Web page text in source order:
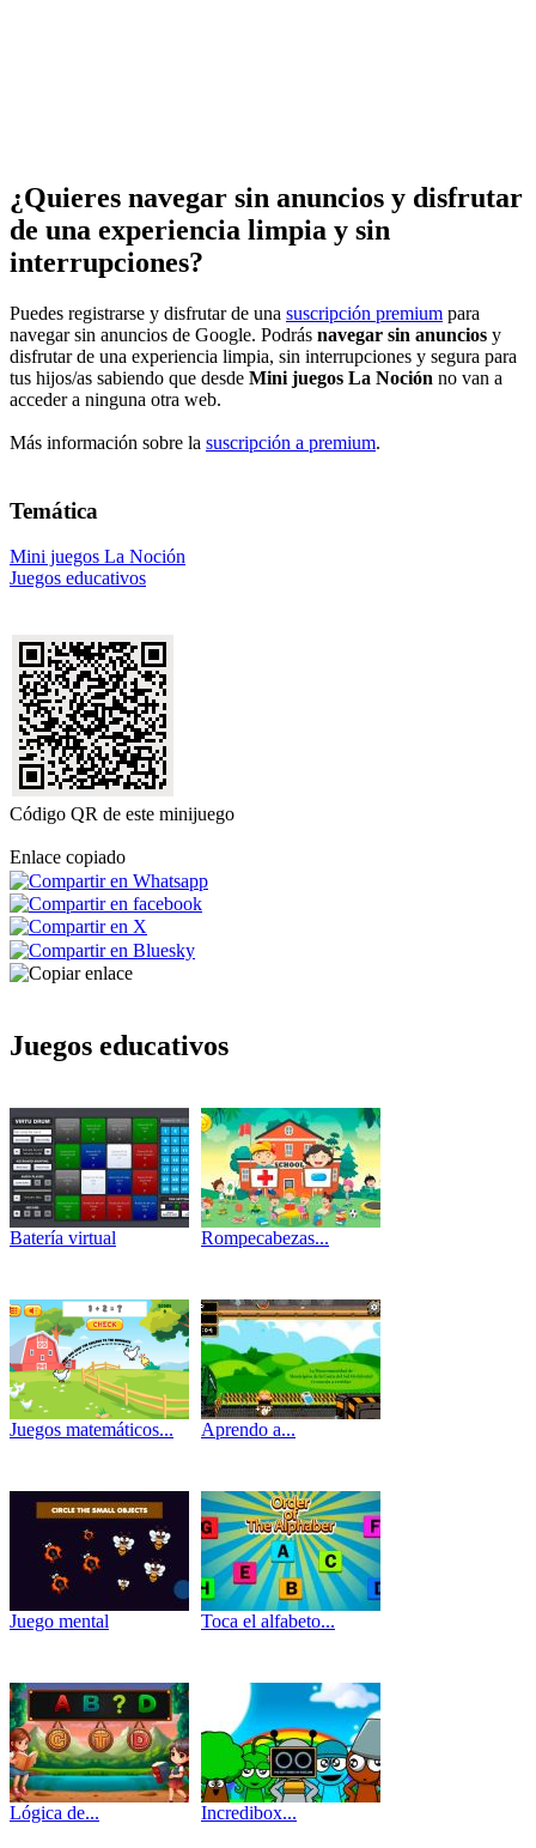
¿Quieres navegar sin anuncios y disfrutar
de una experiencia limpia y sin
interrupciones?
Puedes registrarse y disfrutar de una suscripción premium para
navegar sin anuncios de Google. Podrás navegar sin anuncios y
disfrutar de una experiencia limpia, sin interrupciones y segura para
tus hijos/as sabiendo que desde Mini juegos La Noción no van a
acceder a ninguna otra web.
Más información sobre la suscripción a premium.
Temática
Mini juegos La Noción
Juegos educativos
Código QR de este minijuego
Enlace copiado
Juegos educativos
Batería virtual Rompecabezas...
Juegos matemáticos... Aprendo a...
Juego mental Toca el alfabeto...
Lógica de... Incredibox...